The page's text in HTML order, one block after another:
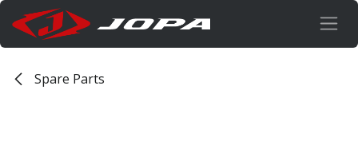
Overslaan naar inhoud
Spare Parts